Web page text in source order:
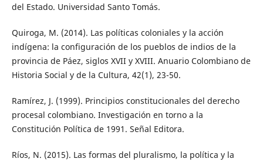
del Estado. Universidad Santo Tomás.
Quiroga, M. (2014). Las políticas coloniales y la acción
indígena: la configuración de los pueblos de indios de la
provincia de Páez, siglos XVII y XVIII. Anuario Colombiano de
Historia Social y de la Cultura, 42(1), 23-50.
Ramírez, J. (1999). Principios constitucionales del derecho
procesal colombiano. Investigación en torno a la
Constitución Política de 1991. Señal Editora.
Ríos, N. (2015). Las formas del pluralismo, la política y la